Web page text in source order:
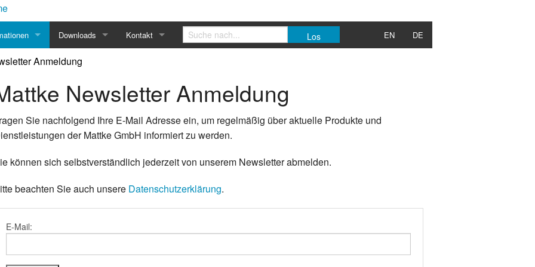
Fernwartungstool
der Serie EX
Serie EY
ETH
Equipment
Turm
Transportsysteme
Mitgliedschaften
ISO-Zertifikat
Videoarchiv
Anmeldung
bis 03.2016
InformationenWechsel- oder Gleichstrom?
Downloads
Handbücher
Servomotoren
Software
Prospekte
Kontakt
Anfahrt
Vertretungen Im Inland
Im Ausland
Login
EN DE
Anmeldung
Newsletter Anmeldung
Sie nachfolgend Ihre E-Mail Adresse ein, um regelmäßig über aktuelle Produkte und
der Mattke GmbH informiert zu werden.
können sich selbstverständlich jederzeit von unserem Newsletter abmelden.
beachten Sie auch unsere Datenschutzerklärung.
E-Mail: